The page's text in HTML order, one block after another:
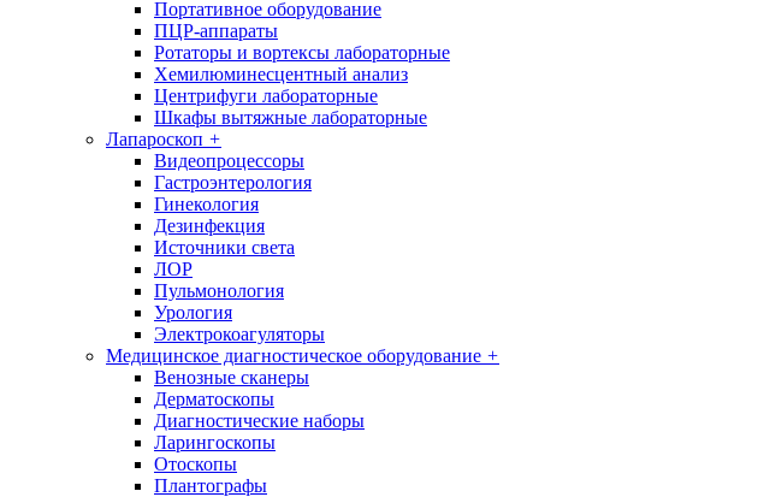
Портативное оборудование
ПЦР-аппараты
Ротаторы и вортексы лабораторные
Хемилюминесцентный анализ
Центрифуги лабораторные
Шкафы вытяжные лабораторные
Лапароскоп +
Видеопроцессоры
Гастроэнтерология
Гинекология
Дезинфекция
Источники света
ЛОР
Пульмонология
Урология
Электрокоагуляторы
Медицинское диагностическое оборудование +
Венозные сканеры
Дерматоскопы
Диагностические наборы
Ларингоскопы
Отоскопы
Плантографы